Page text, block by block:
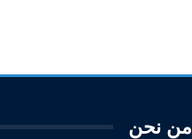
من نحن